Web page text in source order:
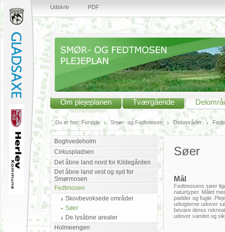
Udskriv PDF
Om plejeplanen Tværgående
Du er her:Forside Smør- og Fedtmosen Delområder
Boghvedeholm
Cirkuspladsen
Det åbne land nord for Kildegården
Det åbne land vest og syd for
Smørmosen
Fedtmosen
Skovbevoksede områder
Søer
De lysåbne arealer
Holmeengen
Søer
Mål
Fedtmosens søer
naturtyper. Målet
padder og fugle.
udsigterne udover
bevare deres
udover vandet og